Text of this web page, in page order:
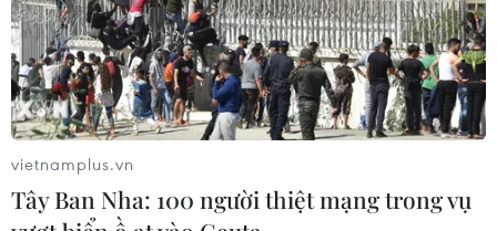
điều hành ngày 2/10
01/10/2025 03:39
VPI dự báo giá bán lẻ xăng E5 RON 92 có thể tăng 157
đồng (0,8%) lên mức 19.767 đồng/lít, còn xăng RON
95-III có thể tăng 133 đồng (0,7%) lên mức 20.293
đồng/lít.
vietnamplus.vn
Tây Ban Nha: 100 người thiệt mạng trong vụ